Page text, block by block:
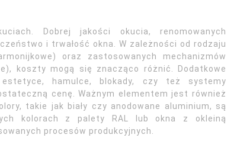
Dobrej jakości okucia, renomowanych
i trwałość okna. W zależności od rodzaju
oraz zastosowanych mechanizmów
koszty mogą się znacząco różnić. Dodatkowe
hamulce, blokady, czy też systemy
cenę. Ważnym elementem jest również
takie jak biały czy anodowane aluminium, są
kolorach z palety RAL lub okna z okleiną
procesów produkcyjnych.